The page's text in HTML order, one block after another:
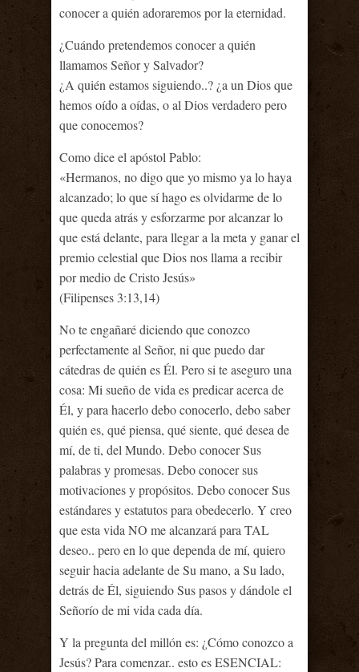
conocer a quién adoraremos por la eternidad.
¿Cuándo pretendemos conocer a quién
llamamos Señor y Salvador?
¿A quién estamos siguiendo..? ¿a un Dios que
hemos oído a oídas, o al Dios verdadero pero
que conocemos?
Como dice el apóstol Pablo:
«Hermanos, no digo que yo mismo ya lo haya
alcanzado; lo que sí hago es olvidarme de lo
que queda atrás y esforzarme por alcanzar lo
que está delante, para llegar a la meta y ganar el
premio celestial que Dios nos llama a recibir
por medio de Cristo Jesús»
(Filipenses 3:13,14)
No te engañaré diciendo que conozco
perfectamente al Señor, ni que puedo dar
cátedras de quién es Él. Pero si te aseguro una
cosa: Mi sueño de vida es predicar acerca de
Él, y para hacerlo debo conocerlo, debo saber
quién es, qué piensa, qué siente, qué desea de
mí, de ti, del Mundo. Debo conocer Sus
palabras y promesas. Debo conocer sus
motivaciones y propósitos. Debo conocer Sus
estándares y estatutos para obedecerlo. Y creo
que esta vida NO me alcanzará para TAL
deseo.. pero en lo que dependa de mí, quiero
seguir hacia adelante de Su mano, a Su lado,
detrás de Él, siguiendo Sus pasos y dándole el
Señorío de mi vida cada día.
Y la pregunta del millón es: ¿Cómo conozco a
Jesús? Para comenzar.. esto es ESENCIAL: